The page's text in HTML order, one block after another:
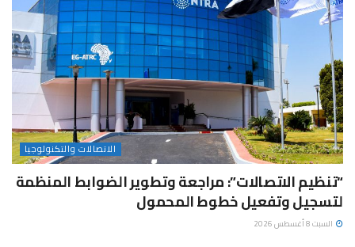
الاتصالات والتكنولوجيا
“تنظيم الاتصالات”: مراجعة وتطوير الضوابط المنظمة
لتسجيل وتفعيل خطوط المحمول
السبت 8 أغسطس 2026